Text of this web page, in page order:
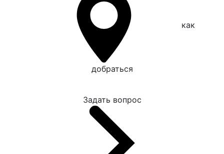
как
добраться
Задать вопрос